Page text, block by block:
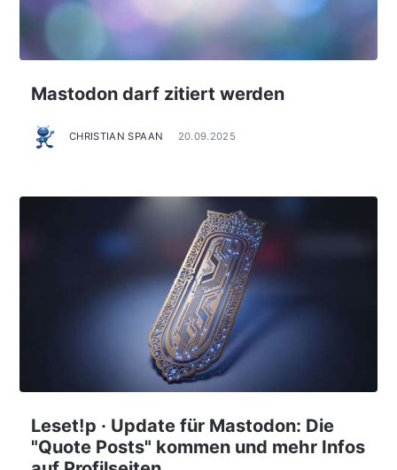
Mastodon darf zitiert werden
CHRISTIAN SPAAN 20.09.2025
Leset!p · Update für Mastodon: Die
"Quote Posts" kommen und mehr Infos